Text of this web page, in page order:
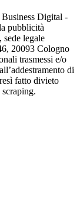
Digital -
pubblicità
legale
20093 Cologno
trasmessi e/o
di
fatto divieto